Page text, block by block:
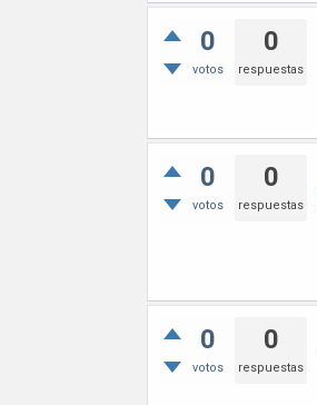
0
votos
0
respuestas
0
votos
0
respuestas
0
votos
0
respuestas